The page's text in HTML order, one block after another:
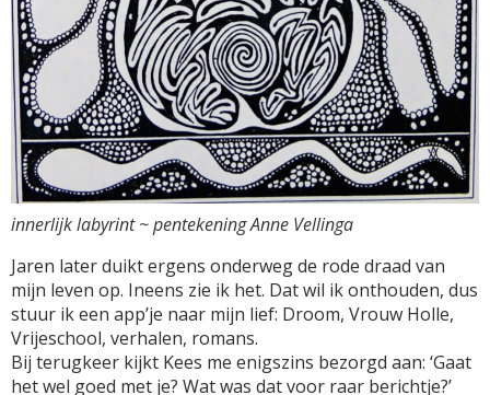
innerlijk labyrint ~ pentekening Anne Vellinga
Jaren later duikt ergens onderweg de rode draad van
mijn leven op. Ineens zie ik het. Dat wil ik onthouden, dus
stuur ik een app’je naar mijn lief: Droom, Vrouw Holle,
Vrijeschool, verhalen, romans.
Bij terugkeer kijkt Kees me enigszins bezorgd aan: ‘Gaat
het wel goed met je? Wat was dat voor raar berichtje?’